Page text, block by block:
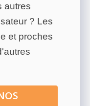
autres
? Les
et proches